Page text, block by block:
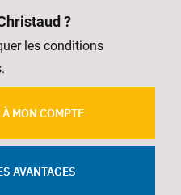
?
les conditions
MON COMPTE
AVANTAGES